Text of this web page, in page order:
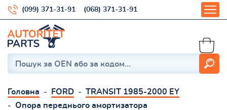
(099) 371-31-91 (068) 371-31-91
Головна FORD
TRANSIT 1985-2000 EY
Опора переднього амортизатора